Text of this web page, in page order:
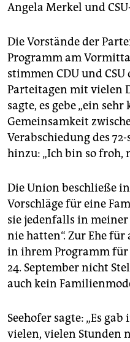
Angela Merkel und
Die Vorstände der
Programm am
stimmen CDU und
Parteitagen mit vielen
sagte, es gebe „ein
Gemeinsamkeit
Verabschiedung des
hinzu: „Ich bin so froh,
Die Union beschließe
Vorschläge für eine
sie jedenfalls in
nie hatten“. Zur Ehe für
in ihrem Programm für
24. September nicht
auch kein
Seehofer sagte: „Es
vielen, vielen Stunden